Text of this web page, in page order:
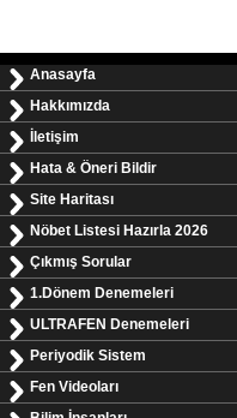
Anasayfa
Hakkımızda
İletişim
Hata & Öneri Bildir
Site Haritası
Nöbet Listesi Hazırla 2026
Çıkmış Sorular
1.Dönem Denemeleri
ULTRAFEN Denemeleri
Periyodik Sistem
Fen Videoları